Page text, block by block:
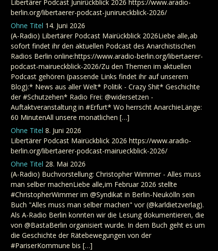
Libertärer Podcast Junirückblick 2026 https://www.aradio-
berlin.org/libertaerer-podcast-junirueckblick-2026/
Ohne Titel 14. Juni 2026
(A-Radio) Libertärer Podcast Mairückblick 2026Liebe alle,ab
sofort findet ihr den aktuellen Podcast des Anarchistischen
Radios Berlin online:https://www.aradio-berlin.org/libertaerer-
podcast-mairueckblick-2026/Zu den Themen im aktuellen
Podcast gehören (passende Links findet ihr auf unserem
Blog):* News aus aller Welt* Politik - Crazy Shit* Geschichte
der #Schutzehen* Radio Frei: @widersetzen -
Auftaktveranstaltung in #Erfurt* Wo herrscht AnarchieLänge:
60 MinutenAll unsere monatlichen […]
Ohne Titel 8. Juni 2026
Libertärer Podcast Mairückblick 2026 https://www.aradio-
berlin.org/libertaerer-podcast-mairueckblick-2026/
Ohne Titel 28. Mai 2026
(A-Radio) Buchvorstellung: Christopher Wimmer - Alles muss
man selber machenLiebe alle,im Februar 2026 stellte
#ChristopherWimmer im @Syndikat in Berlin-Neukölln sein
Buch "Alles muss man selber machen" vor (@karldietzverlag).
Als A-Radio Berlin konnten wir die Lesung dokumentieren, die
von @BastaBerlin organisiert wurde. In dem Buch geht es um
die Geschichte der Rätebewegungen von der
#PariserKommune bis […]